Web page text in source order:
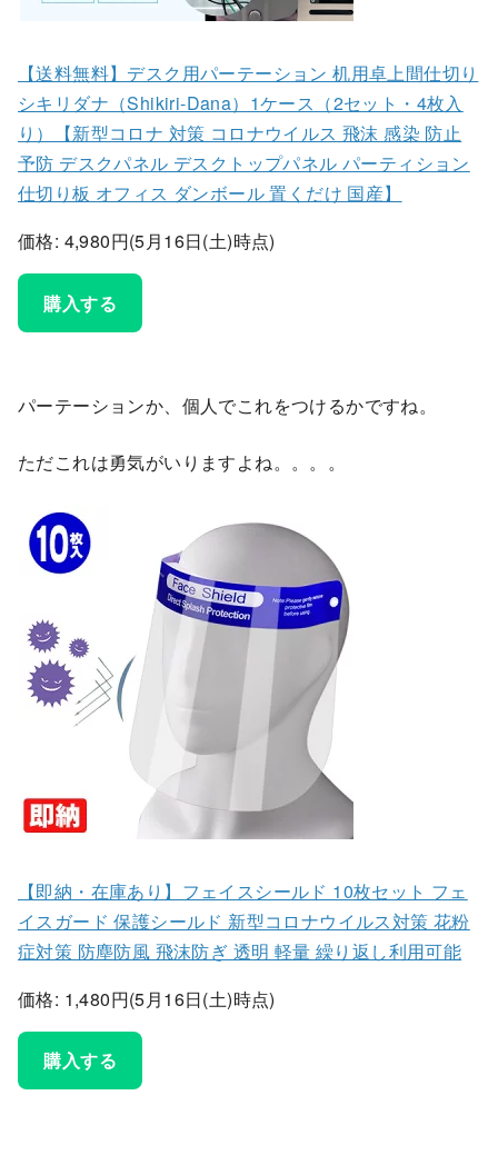
【送料無料】デスク用パーテーション 机用卓上間仕切り
シキリダナ（Shikiri-Dana）1ケース（2セット・4枚入
り）【新型コロナ 対策 コロナウイルス 飛沫 感染 防止
予防 デスクパネル デスクトップパネル パーティション
仕切り板 オフィス ダンボール 置くだけ 国産】
価格: 4,980円(5月16日(土)時点)
購入する
パーテーションか、個人でこれをつけるかですね。
ただこれは勇気がいりますよね。。。。
【即納・在庫あり】フェイスシールド 10枚セット フェ
イスガード 保護シールド 新型コロナウイルス対策 花粉
症対策 防塵防風 飛沫防ぎ 透明 軽量 繰り返し利用可能
価格: 1,480円(5月16日(土)時点)
購入する